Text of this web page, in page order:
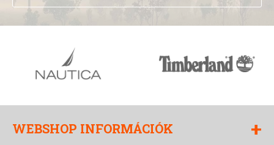
WEBSHOP INFORMÁCIÓK +